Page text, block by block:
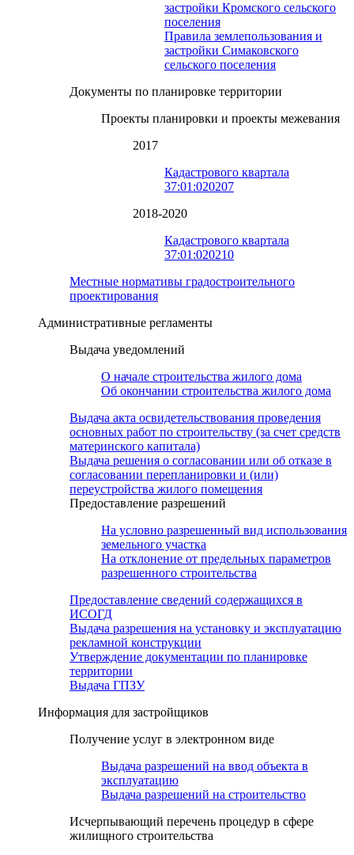
застройки Кромского сельского
поселения
Правила землепользования и
застройки Симаковского
сельского поселения
Документы по планировке территории
Проекты планировки и проекты межевания
2017
Кадастрового квартала
37:01:020207
2018-2020
Кадастрового квартала
37:01:020210
Местные нормативы градостроительного
проектирования
Административные регламенты
Выдача уведомлений
О начале строительства жилого дома
Об окончании строительства жилого дома
Выдача акта освидетельствования проведения
основных работ по строительству (за счет средств
материнского капитала)
Выдача решения о согласовании или об отказе в
согласовании перепланировки и (или)
переустройства жилого помещения
Предоставление разрешений
На условно разрешенный вид использования
земельного участка
На отклонение от предельных параметров
разрешенного строительства
Предоставление сведений содержащихся в
ИСОГД
Выдача разрешения на установку и эксплуатацию
рекламной конструкции
Утверждение документации по планировке
территории
Выдача ГПЗУ
Информация для застройщиков
Получение услуг в электронном виде
Выдача разрешений на ввод объекта в
эксплуатацию
Выдача разрешений на строительство
Исчерпывающий перечень процедур в сфере
жилищного строительства